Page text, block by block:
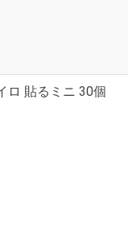
貼るミニ 30個